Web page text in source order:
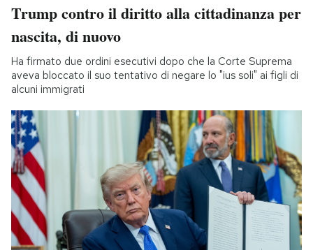
Trump contro il diritto alla cittadinanza per
nascita, di nuovo
Ha firmato due ordini esecutivi dopo che la Corte Suprema
aveva bloccato il suo tentativo di negare lo "ius soli" ai figli di
alcuni immigrati